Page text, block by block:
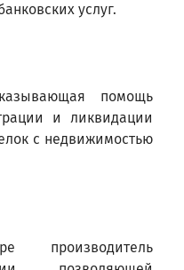
услуг.
помощь
и ликвидации
с недвижимостью